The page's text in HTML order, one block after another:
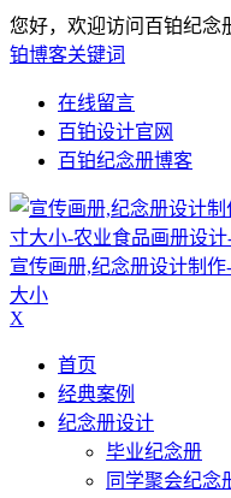
您好，欢迎访问百铂纪念
铂博客关键词
在线留言
百铂设计官网
百铂纪念册博客
宣传画册,纪念册设计制
大小
X
首页
经典案例
纪念册设计
毕业纪念册
同学聚会纪念